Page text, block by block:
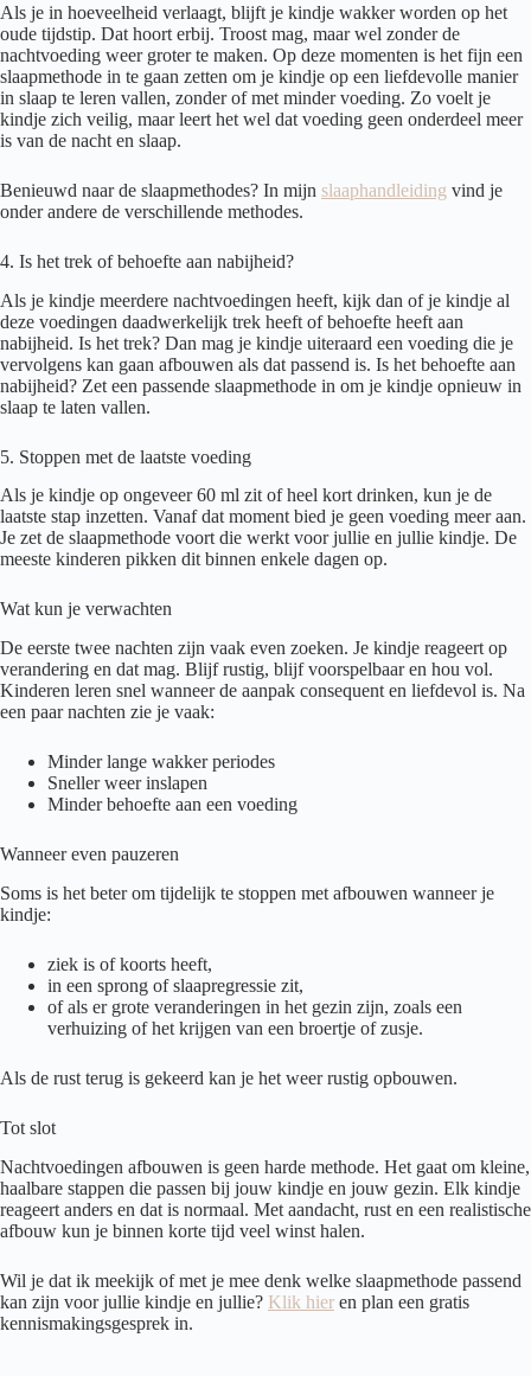
Als je in hoeveelheid verlaagt, blijft je kindje wakker worden op het
oude tijdstip. Dat hoort erbij. Troost mag, maar wel zonder de
nachtvoeding weer groter te maken. Op deze momenten is het fijn een
slaapmethode in te gaan zetten om je kindje op een liefdevolle manier
in slaap te leren vallen, zonder of met minder voeding. Zo voelt je
kindje zich veilig, maar leert het wel dat voeding geen onderdeel meer
is van de nacht en slaap.
Benieuwd naar de slaapmethodes? In mijn slaaphandleiding vind je
onder andere de verschillende methodes.
4. Is het trek of behoefte aan nabijheid?
Als je kindje meerdere nachtvoedingen heeft, kijk dan of je kindje al
deze voedingen daadwerkelijk trek heeft of behoefte heeft aan
nabijheid. Is het trek? Dan mag je kindje uiteraard een voeding die je
vervolgens kan gaan afbouwen als dat passend is. Is het behoefte aan
nabijheid? Zet een passende slaapmethode in om je kindje opnieuw in
slaap te laten vallen.
5. Stoppen met de laatste voeding
Als je kindje op ongeveer 60 ml zit of heel kort drinken, kun je de
laatste stap inzetten. Vanaf dat moment bied je geen voeding meer aan.
Je zet de slaapmethode voort die werkt voor jullie en jullie kindje. De
meeste kinderen pikken dit binnen enkele dagen op.
Wat kun je verwachten
De eerste twee nachten zijn vaak even zoeken. Je kindje reageert op
verandering en dat mag. Blijf rustig, blijf voorspelbaar en hou vol.
Kinderen leren snel wanneer de aanpak consequent en liefdevol is. Na
een paar nachten zie je vaak:
Minder lange wakker periodes
Sneller weer inslapen
Minder behoefte aan een voeding
Wanneer even pauzeren
Soms is het beter om tijdelijk te stoppen met afbouwen wanneer je
kindje:
ziek is of koorts heeft,
in een sprong of slaapregressie zit,
of als er grote veranderingen in het gezin zijn, zoals een
verhuizing of het krijgen van een broertje of zusje.
Als de rust terug is gekeerd kan je het weer rustig opbouwen.
Tot slot
Nachtvoedingen afbouwen is geen harde methode. Het gaat om kleine,
haalbare stappen die passen bij jouw kindje en jouw gezin. Elk kindje
reageert anders en dat is normaal. Met aandacht, rust en een realistische
afbouw kun je binnen korte tijd veel winst halen.
Wil je dat ik meekijk of met je mee denk welke slaapmethode passend
kan zijn voor jullie kindje en jullie? Klik hier en plan een gratis
kennismakingsgesprek in.